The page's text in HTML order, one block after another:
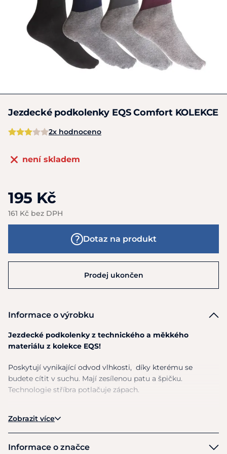
Jezdecké podkolenky EQS Comfort KOLEKCE
2x hodnoceno
není skladem
195 Kč
161 Kč bez DPH
Dotaz na produkt
Prodej ukončen
Informace o výrobku
Jezdecké podkolenky z technického a měkkého
materiálu z kolekce EQS!
Poskytují vynikající odvod vlhkosti, díky kterému se
budete cítit v suchu. Mají zesílenou patu a špičku.
Technologie stříbra potlačuje zápach.
vysoce kvalitní polypropylenové mikrovlákno obohacené o
antibakteriální látku s ionty stříbra. Ionty stříbra snižují růst
bakterií a plísní, zatímco omezují nepříjemný zápach a
Zobrazit více
Informace o značce